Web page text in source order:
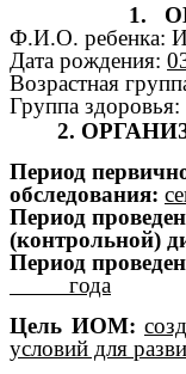
1.
Ф.И.О. ребенка:
Дата рождения:
Возрастная
Группа здоровья:
2.
Период
обследования:
Период
(контрольной)
Период
года
Цель ИОМ:
условий для